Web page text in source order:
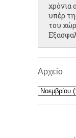
χρόνια
υπέρ
του
Αρχείο